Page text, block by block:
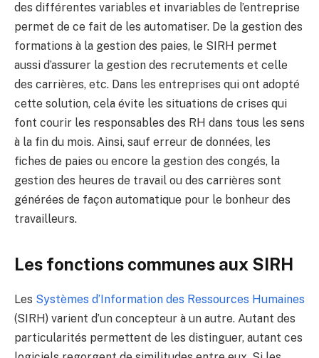
des différentes variables et invariables de l’entreprise
permet de ce fait de les automatiser. De la gestion des
formations à la gestion des paies, le SIRH permet
aussi d’assurer la gestion des recrutements et celle
des carrières, etc. Dans les entreprises qui ont adopté
cette solution, cela évite les situations de crises qui
font courir les responsables des RH dans tous les sens
à la fin du mois. Ainsi, sauf erreur de données, les
fiches de paies ou encore la gestion des congés, la
gestion des heures de travail ou des carrières sont
générées de façon automatique pour le bonheur des
travailleurs.
Les fonctions communes aux SIRH
Les Systèmes d’Information des Ressources Humaines
(SIRH) varient d’un concepteur à un autre. Autant des
particularités permettent de les distinguer, autant ces